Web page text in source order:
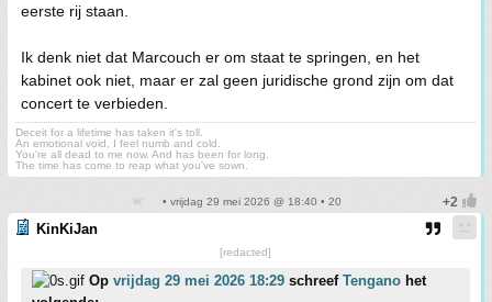
eerste rij staan.
Ik denk niet dat Marcouch er om staat te springen, en het
kabinet ook niet, maar er zal geen juridische grond zijn om dat
concert te verbieden.
Deceit for a lifetime has taken it's toll.
An emotional void, I feel numb and cold.
You're all dead to me now. And has been for long.
The time has come to reap what you've sown.
• vrijdag 29 mei 2026 @ 18:40 • 20
KinKiJan
[redacted]
Op vrijdag 29 mei 2026 18:29 schreef Tengano het